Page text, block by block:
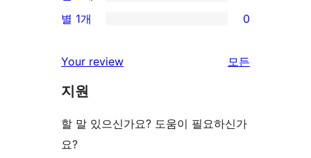
기
후
점
기
0/2-
별
후
기
0/1-
점
후
별 1개 0
Your review
모든
보
지원
할 말 있으신가요? 도움이 필요하신가
요?